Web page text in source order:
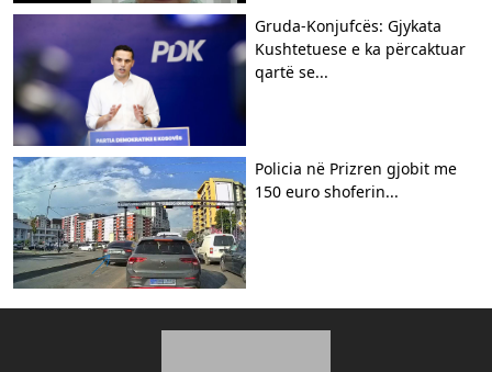
Gruda-Konjufcës: Gjykata
Kushtetuese e ka përcaktuar
qartë se...
Policia në Prizren gjobit me
150 euro shoferin...